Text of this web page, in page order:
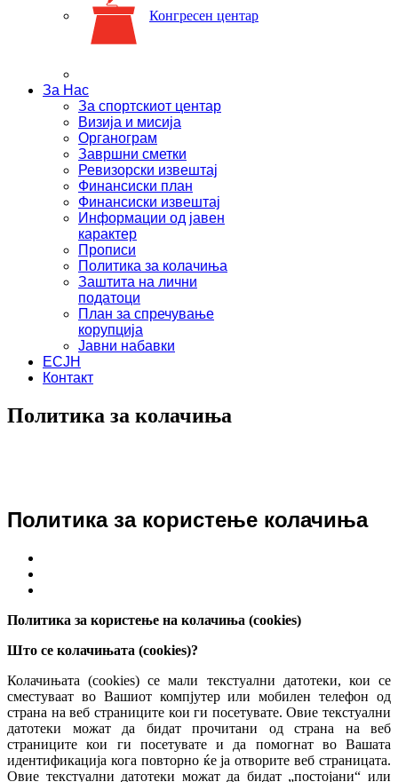
Конгресен центар
За Нас
За спортскиот центар
Визија и мисија
Органограм
Завршни сметки
Ревизорски извештај
Финансиски план
Финансиски извештај
Информации од јавен
карактер
Прописи
Политика за колачиња
Заштита на лични
податоци
План за спречување
корупција
Јавни набавки
ЕСЈН
Контакт
Политика за колачиња
Политика за користење колачиња
Политика за користење на колачиња (cookies)
Што се колачињата (cookies)?
Колачињата (cookies) се мали текстуални датотеки, кои се
сместуваат во Вашиот компјутер или мобилен телефон од
страна на веб страниците кои ги посетувате. Овие текстуални
датотеки можат да бидат прочитани од страна на веб
страниците кои ги посетувате и да помогнат во Вашата
идентификација кога повторно ќе ја отворите веб страницата.
Овие текстуални датотеки можат да бидат „постојани“ или